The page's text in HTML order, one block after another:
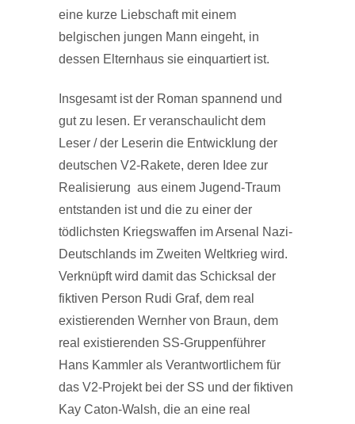
eine kurze Liebschaft mit einem
belgischen jungen Mann eingeht, in
dessen Elternhaus sie einquartiert ist.
Insgesamt ist der Roman spannend und
gut zu lesen. Er veranschaulicht dem
Leser / der Leserin die Entwicklung der
deutschen V2-Rakete, deren Idee zur
Realisierung aus einem Jugend-Traum
entstanden ist und die zu einer der
tödlichsten Kriegswaffen im Arsenal Nazi-
Deutschlands im Zweiten Weltkrieg wird.
Verknüpft wird damit das Schicksal der
fiktiven Person Rudi Graf, dem real
existierenden Wernher von Braun, dem
real existierenden SS-Gruppenführer
Hans Kammler als Verantwortlichem für
das V2-Projekt bei der SS und der fiktiven
Kay Caton-Walsh, die an eine real